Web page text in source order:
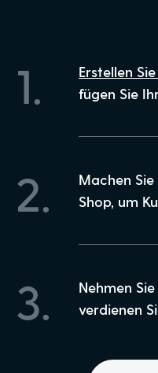
1. Erstellen
fügen Sie
2.
Machen
Shop, um
3.
Nehmen
verdienen